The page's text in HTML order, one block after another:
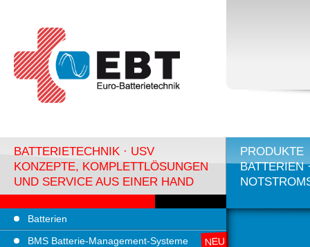
BATTERIETECHNIK · USV
KONZEPTE, KOMPLETTLÖSUNGEN
UND SERVICE AUS EINER HAND
PRODUKTE
BATTERIEN
Batterien
BMS Batterie-Management-Systeme